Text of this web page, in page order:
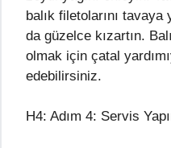
balık filetolarını
da güzelce kızartın.
olmak için çatal
edebilirsiniz.
H4: Adım 4: Servis